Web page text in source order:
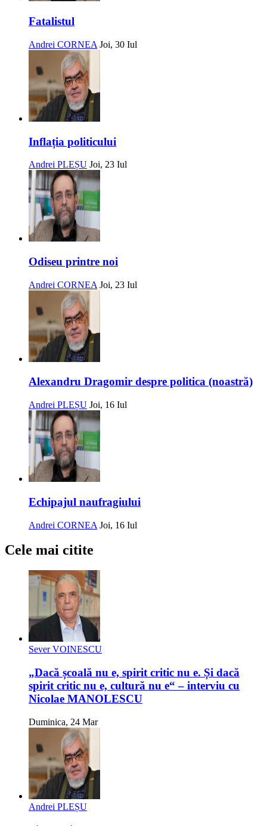
Fatalistul
Andrei CORNEA Joi, 30 Iul
Inflația politicului
Andrei PLEȘU Joi, 23 Iul
Odiseu printre noi
Andrei CORNEA Joi, 23 Iul
Alexandru Dragomir despre politica (noastră)
Andrei PLEȘU Joi, 16 Iul
Echipajul naufragiului
Andrei CORNEA Joi, 16 Iul
Cele mai citite
Sever VOINESCU
„Dacă școală nu e, spirit critic nu e. Și dacă
spirit critic nu e, cultură nu e“ – interviu cu
Nicolae MANOLESCU
Duminica, 24 Mar
Andrei PLEȘU